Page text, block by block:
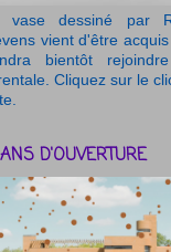
vase dessiné par
vient d'être
bientôt
Cliquez sur le
D'OUVERTURE